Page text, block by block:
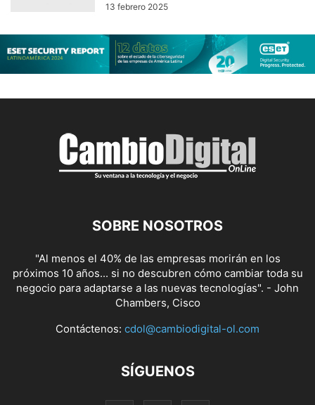
13 febrero 2025
SOBRE NOSOTROS
"Al menos el 40% de las empresas morirán en los
próximos 10 años... si no descubren cómo cambiar toda su
negocio para adaptarse a las nuevas tecnologías". - John
Chambers, Cisco
Contáctenos: cdol@cambiodigital-ol.com
SÍGUENOS